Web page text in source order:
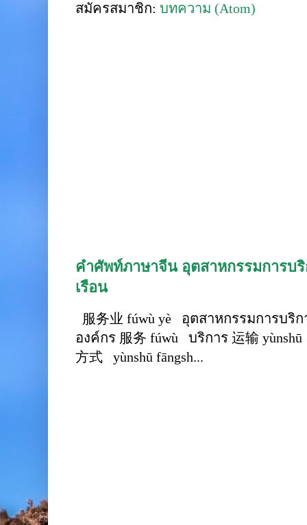
สมัครสมาชิก: บทความ (Atom)
คำศัพท์ภาษาจีน อุตสาหกรรมการบ
เรือน
服务业 fúwù yè อุตสาหกรรมการบริ
องค์กร 服务 fúwù บริการ 运输
方式 yùnshū fāngsh...